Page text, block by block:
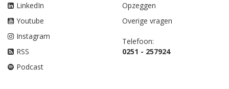
LinkedIn
Youtube
Instagram
RSS
Podcast
Opzeggen
Overige vragen
Telefoon:
0251 - 257924